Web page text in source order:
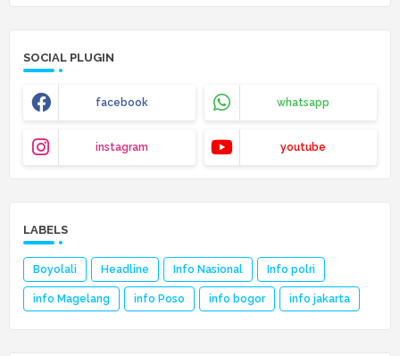
SOCIAL PLUGIN
facebook whatsapp
instagram youtube
LABELS
Boyolali Headline Info Nasional Info polri
info Magelang info Poso info bogor info jakarta